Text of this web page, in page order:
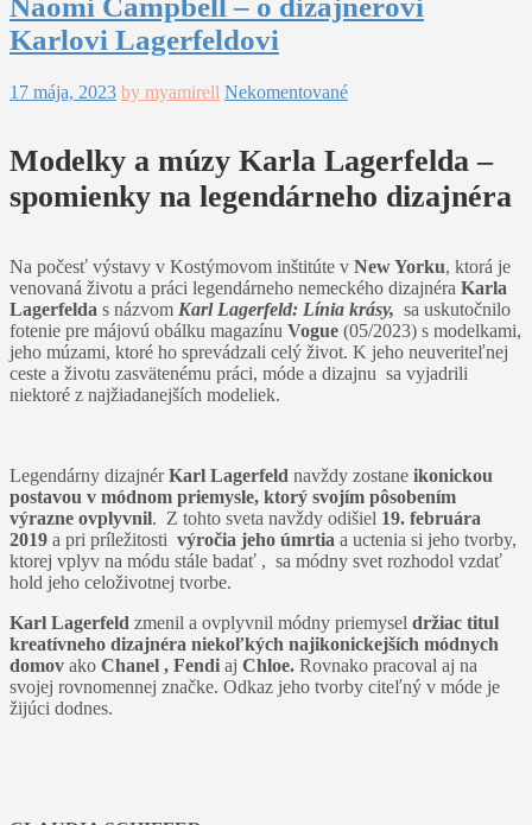
Naomi Campbell – o dizajnérovi
Karlovi Lagerfeldovi
17 mája, 2023 by myamirell Nekomentované
Modelky a múzy Karla Lagerfelda –
spomienky na legendárneho dizajnéra
Na počesť výstavy v Kostýmovom inštitúte v New Yorku, ktorá je
venovaná životu a práci legendárneho nemeckého dizajnéra Karla
Lagerfelda s názvom Karl Lagerfeld: Línia krásy, sa uskutočnilo
fotenie pre májovú obálku magazínu Vogue (05/2023) s modelkami,
jeho múzami, ktoré ho sprevádzali celý život. K jeho neuveriteľnej
ceste a životu zasvätenému práci, móde a dizajnu sa vyjadrili
niektoré z najžiadanejších modeliek.
Legendárny dizajnérKarl Lagerfeld navždy zostane ikonickou
postavou v módnom priemysle, ktorý svojím pôsobením
výrazne ovplyvnil. Z tohto sveta navždy odišiel 19. februára
2019 a pri príležitosti výročia jeho úmrtia a uctenia si jeho tvorby,
ktorej vplyv na módu stále badať , sa módny svet rozhodol vzdať
hold jeho celoživotnej tvorbe.
Karl Lagerfeld zmenil a ovplyvnil módny priemysel držiac titul
kreatívneho dizajnéra niekoľkých najikonickejších módnych
domov ako Chanel , Fendi aj Chloe. Rovnako pracoval aj na
svojej rovnomennej značke. Odkaz jeho tvorby citeľný v móde je
žijúci dodnes.